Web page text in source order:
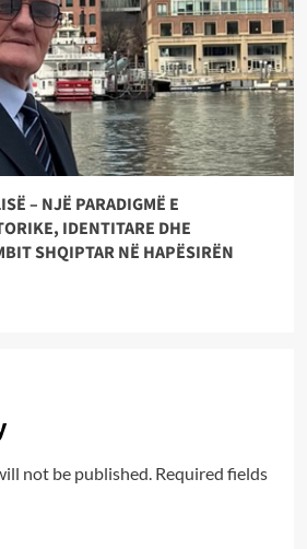
– NJË PARADIGMË E
IDENTITARE DHE
SHQIPTAR NË HAPËSIRËN
not be published. Required fields